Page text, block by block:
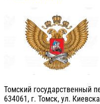
Томский государственный
634061, г. Томск, ул.